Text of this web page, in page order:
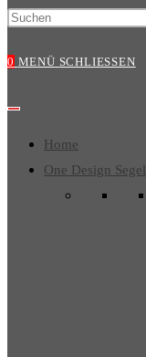
0 MENÜ SCHLIESSEN
Home
One Design Segel